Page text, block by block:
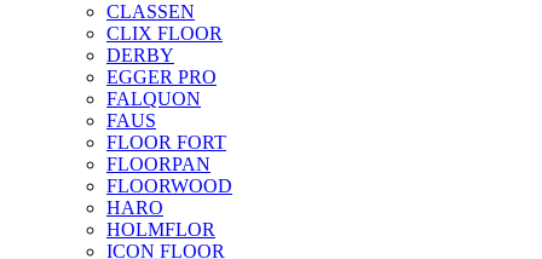
CLASSEN
CLIX FLOOR
DERBY
EGGER PRO
FALQUON
FAUS
FLOOR FORT
FLOORPAN
FLOORWOOD
HARO
HOLMFLOR
ICON FLOOR